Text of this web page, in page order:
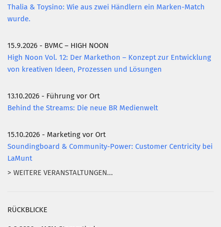
Thalia & Toysino: Wie aus zwei Händlern ein Marken-Match
wurde.
15.9.2026 - BVMC – HIGH NOON
High Noon Vol. 12: Der Markethon – Konzept zur Entwicklung
von kreativen Ideen, Prozessen und Lösungen
13.10.2026 - Führung vor Ort
Behind the Streams: Die neue BR Medienwelt
15.10.2026 - Marketing vor Ort
Soundingboard & Community-Power: Customer Centricity bei
LaMunt
> WEITERE VERANSTALTUNGEN...
RÜCKBLICKE